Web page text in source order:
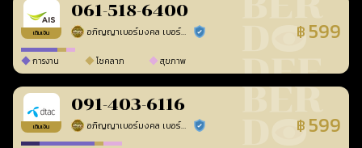
เติมเงิน
061-518-6400
อภิญญาเบอร์มงคล เบอร์สวยเลขศาสตร์ ร้านยืนยันแล้ว ฿ 599
การงาน โชคลาภ สุขภาพ
เติมเงิน
091-403-6116
อภิญญาเบอร์มงคล เบอร์สวยเลขศาสตร์ ร้านยืนยันแล้ว ฿ 599